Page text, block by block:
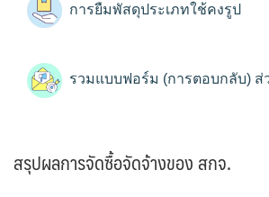
การยืมพัสดุประเภทใช้คงรูป
รวมแบบฟอร์ม (การตอบกลับ) ส่
สรุปผลการจัดซื้อจัดจ้างของ สกจ.